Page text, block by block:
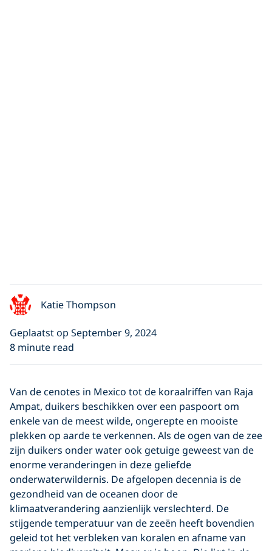
Katie Thompson
Geplaatst op September 9, 2024
8 minute read
Van de cenotes in Mexico tot de koraalriffen van Raja
Ampat, duikers beschikken over een paspoort om
enkele van de meest wilde, ongerepte en mooiste
plekken op aarde te verkennen. Als de ogen van de zee
zijn duikers onder water ook getuige geweest van de
enorme veranderingen in deze geliefde
onderwaterwildernis. De afgelopen decennia is de
gezondheid van de oceanen door de
klimaatverandering aanzienlijk verslechterd. De
stijgende temperatuur van de zeeën heeft bovendien
geleid tot het verbleken van koralen en afname van